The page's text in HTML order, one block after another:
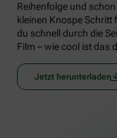
Reihenfolge und
kleinen Knospe Schritt
du schnell durch die
Film – wie cool ist das
Jetzt herunterladen